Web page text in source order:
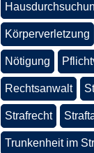
Körperverletzung
Nötigung
Rechtsanwalt
Strafrecht
Trunkenheit im